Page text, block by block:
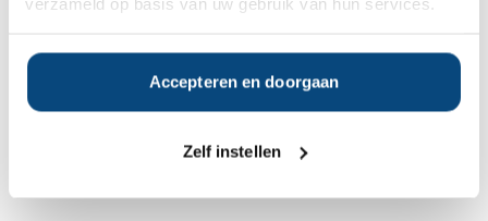
Accepteren en doorgaan
Zelf instellen
€100.000
€100.000